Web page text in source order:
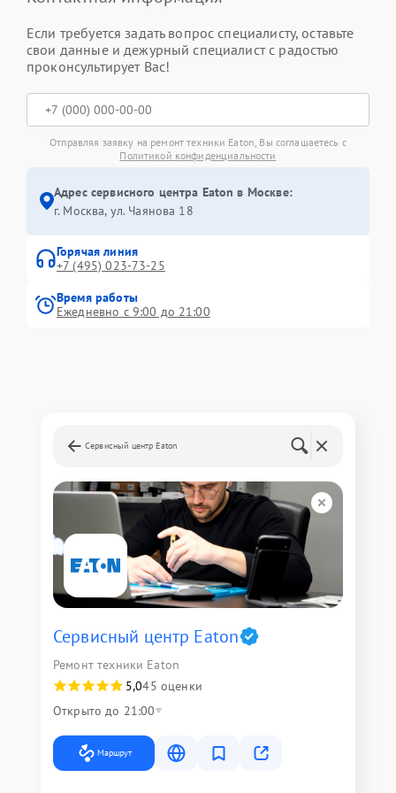
Если требуется задать вопрос специалисту, оставьте
свои данные и дежурный специалист с радостью
проконсультирует Вас!
Отправляя заявку на ремонт техники Eaton, Вы соглашаетесь с
Политикой конфиденциальности
Адрес сервисного центра Eaton в Москве:
г. Москва, ул. Чаянова 18
Горячая линия
+7 (495) 023-73-25
Время работы
Ежедневно с 9:00 до 21:00
Сервисный центр Eaton
Сервисный центр Eaton
Ремонт техники Eaton
5,045 оценки
Открыто до 21:00
Маршрут